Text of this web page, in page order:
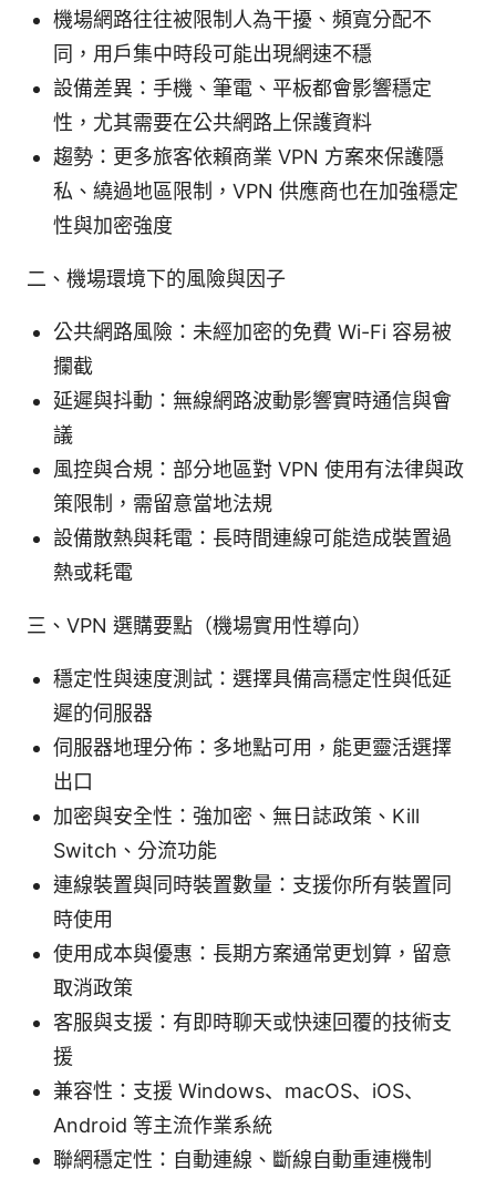
機場網路往往被限制人為干擾、頻寬分配不
同，用戶集中時段可能出現網速不穩
設備差異：手機、筆電、平板都會影響穩定
性，尤其需要在公共網路上保護資料
趨勢：更多旅客依賴商業 VPN 方案來保護隱
私、繞過地區限制，VPN 供應商也在加強穩定
性與加密強度
二、機場環境下的風險與因子
公共網路風險：未經加密的免費 Wi-Fi 容易被
攔截
延遲與抖動：無線網路波動影響實時通信與會
議
風控與合規：部分地區對 VPN 使用有法律與政
策限制，需留意當地法規
設備散熱與耗電：長時間連線可能造成裝置過
熱或耗電
三、VPN 選購要點（機場實用性導向）
穩定性與速度測試：選擇具備高穩定性與低延
遲的伺服器
伺服器地理分佈：多地點可用，能更靈活選擇
出口
加密與安全性：強加密、無日誌政策、Kill
Switch、分流功能
連線裝置與同時裝置數量：支援你所有裝置同
時使用
使用成本與優惠：長期方案通常更划算，留意
取消政策
客服與支援：有即時聊天或快速回覆的技術支
援
兼容性：支援 Windows、macOS、iOS、
Android 等主流作業系統
聯網穩定性：自動連線、斷線自動重連機制